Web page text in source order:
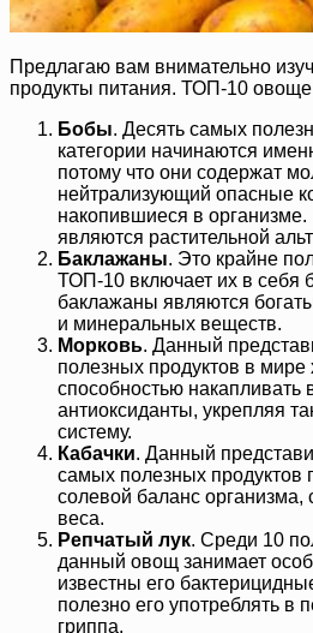
Предлагаю вам внимательно
продукты питания. ТОП-10
Бобы. Десять самых
категории начинаются
потому что они содержат
нейтрализующий опасные
накопившиеся в
являются растительной
Баклажаны. Это крайне
ТОП-10 включает их в себя
баклажаны являются
и минеральных веществ.
Морковь. Данный
полезных продуктов в мире
способностью накапливать
антиоксиданты, укрепляя
систему.
Кабачки. Данный
самых полезных продуктов
солевой баланс
веса.
Репчатый лук. Среди 10
данный овощ занимает
известны его
полезно его употреблять
гриппа.